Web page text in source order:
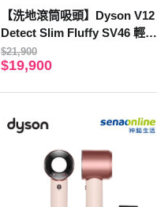
【洗地滾筒吸頭】Dyson V12
Detect Slim Fluffy SV46 輕量
無線吸塵器
$21,900
$19,900